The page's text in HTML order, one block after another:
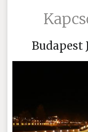
Budapest